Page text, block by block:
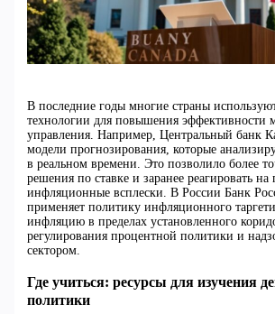
В последние годы многие страны
технологии для повышения эффективности
управления. Например, Центральный банк
модели прогнозирования, которые
в реальном времени. Это позволило более
решения по ставке и заранее реагировать
инфляционные всплески. В России Банк
применяет политику инфляционного
инфляцию в пределах установленного
регулирования процентной политики и
сектором.
Где учиться: ресурсы для изучения
политики